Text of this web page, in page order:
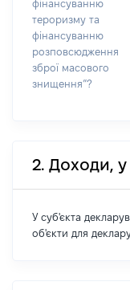
фінансуванню
тероризму та
фінансуванню
розповсюдження
зброї масового
знищення”?
2. Доходи,
У суб'єкта
об'єкти для